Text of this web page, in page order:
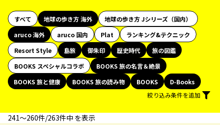
すべて 地球の歩き方 海外
地球の歩き方 Jシリーズ（国内）
aruco 海外
aruco 国内 Plat
ランキング&テクニック
Resort Style
島旅 御朱印 歴史時代
旅の図鑑
BOOKS スペシャルコラボ
BOOKS 旅の名言＆絶景
BOOKS 旅と健康
BOOKS 旅の読み物 BOOKS
D-Books
絞り込み条件を追加
241〜260件/263件中 を表示